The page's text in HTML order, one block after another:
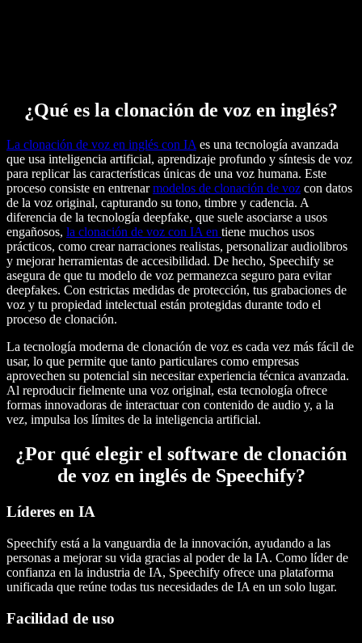
¿Qué es la clonación de voz en inglés?
La clonación de voz en inglés con IA es una tecnología avanzada
que usa inteligencia artificial, aprendizaje profundo y síntesis de voz
para replicar las características únicas de una voz humana. Este
proceso consiste en entrenarmodelos de clonación de voz con datos
de la voz original, capturando su tono, timbre y cadencia. A
diferencia de la tecnología deepfake, que suele asociarse a usos
engañosos, la clonación de voz con IA en tiene muchos usos
prácticos, como crear narraciones realistas, personalizar audiolibros
y mejorar herramientas de accesibilidad. De hecho, Speechify se
asegura de que tu modelo de voz permanezca seguro para evitar
deepfakes. Con estrictas medidas de protección, tus grabaciones de
voz y tu propiedad intelectual están protegidas durante todo el
proceso de clonación.
La tecnología moderna de clonación de voz es cada vez más fácil de
usar, lo que permite que tanto particulares como empresas
aprovechen su potencial sin necesitar experiencia técnica avanzada.
Al reproducir fielmente una voz original, esta tecnología ofrece
formas innovadoras de interactuar con contenido de audio y, a la
vez, impulsa los límites de la inteligencia artificial.
¿Por qué elegir el software de clonación
de voz en inglés de Speechify?
Líderes en IA
Speechify está a la vanguardia de la innovación, ayudando a las
personas a mejorar su vida gracias al poder de la IA. Como líder de
confianza en la industria de IA, Speechify ofrece una plataforma
unificada que reúne todas tus necesidades de IA en un solo lugar.
Facilidad de uso